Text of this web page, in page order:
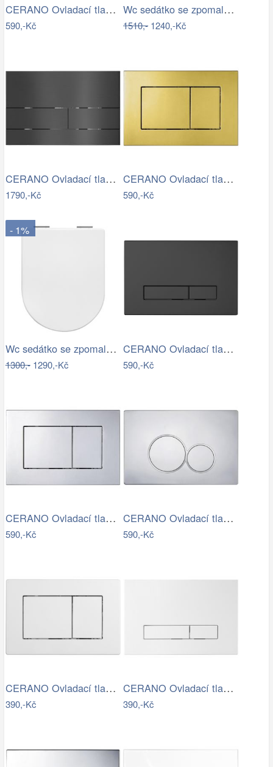
CERANO Ovladací tlačítko WC modulů Lite…
590,-Kč
Wc sedátko se zpomalovacím mechanismem…
1510,-1240,-Kč
CERANO Ovladací tlačítko WC modulů Lite…
1790,-Kč
CERANO Ovladací tlačítko WC modulů Lite…
590,-Kč
- 1%
Wc sedátko se zpomalovacím mechanismem…
1300,-1290,-Kč
CERANO Ovladací tlačítko WC modulů Lite…
590,-Kč
CERANO Ovladací tlačítko WC modulů Lite…
590,-Kč
CERANO Ovladací tlačítko WC modulů Lite…
590,-Kč
CERANO Ovladací tlačítko WC modulů Lite…
390,-Kč
CERANO Ovladací tlačítko WC modulů Lite…
390,-Kč